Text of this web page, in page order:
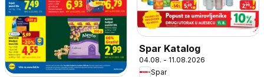
Spar Katalog
04.08. - 11.08.2026
Spar